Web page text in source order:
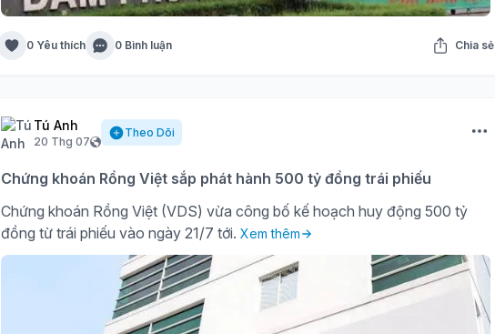
0 Yêu thích 0 Bình luận Chia sẻ
Tú Anh
20 Thg 07
Theo Dõi
Chứng khoán Rồng Việt sắp phát hành 500 tỷ đồng trái phiếu
Chứng khoán Rồng Việt (VDS) vừa công bố kế hoạch huy động 500 tỷ
đồng từ trái phiếu vào ngày 21/7 tới. Xem thêm